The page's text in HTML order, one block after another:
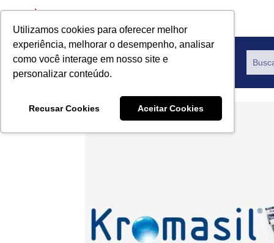
Utilizamos cookies para oferecer melhor
experiência, melhorar o desempenho, analisar
como você interage em nosso site e
personalizar conteúdo.
Recusar Cookies Aceitar Cookies
Productos